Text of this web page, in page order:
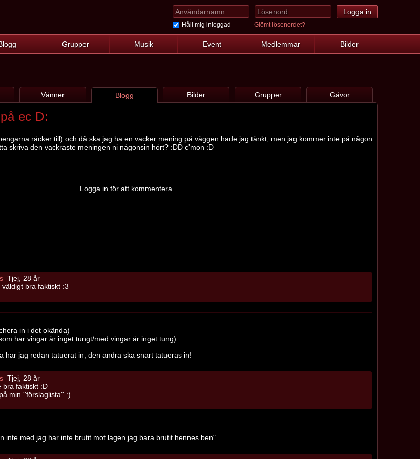
Håll mig inloggad Glömt lösenordet?
Grupper Musik Event Medlemmar Bilder
Vänner Blogg Bilder Grupper Gåvor
ec D:
räcker till) och då ska jag ha en vacker mening på väggen hade jag tänkt, men jag kommer inte på någon
skriva den vackraste meningen ni någonsin hört? :DD c'mon :D
Logga in för att kommentera
Tjej, 28 år
bra faktiskt :3
in i det okända)
har vingar är inget tungt/med vingar är inget tung)
har jag redan tatuerat in, den andra ska snart tatueras in!
Tjej, 28 år
bra faktiskt :D
min ''förslaglista'' :)
inte med jag har inte brutit mot lagen jag bara brutit hennes ben"